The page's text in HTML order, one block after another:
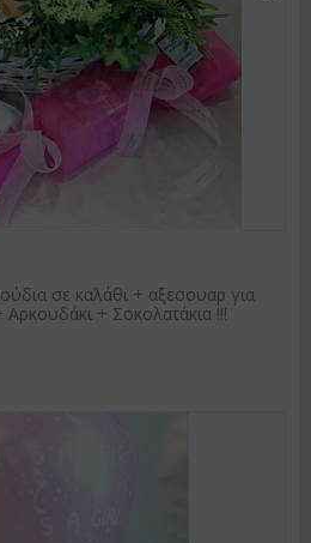
σε καλάθι + αξεσουαρ για
Αρκουδάκι + Σοκολατάκια !!!